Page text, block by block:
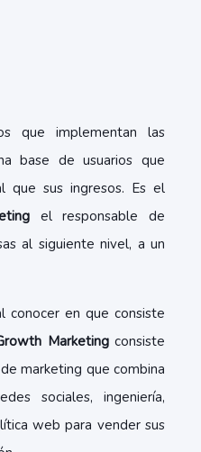
que implementan las
base de usuarios que
que sus ingresos. Es el
el responsable de
al siguiente nivel, a un
conocer en que consiste
Marketingconsiste
marketing que combina
sociales, ingeniería,
web para vender sus